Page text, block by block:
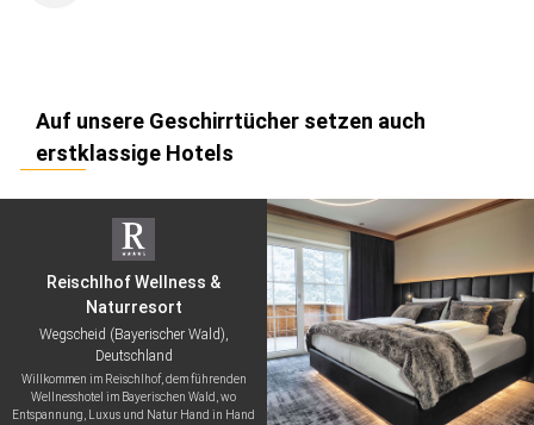
Auf unsere Geschirrtücher setzen auch
erstklassige Hotels
Reischlhof Wellness &
Naturresort
Wegscheid (Bayerischer Wald),
Deutschland
Willkommen im Reischlhof, dem führenden
Wellnesshotel im Bayerischen Wald, wo
Entspannung, Luxus und Natur Hand in Hand